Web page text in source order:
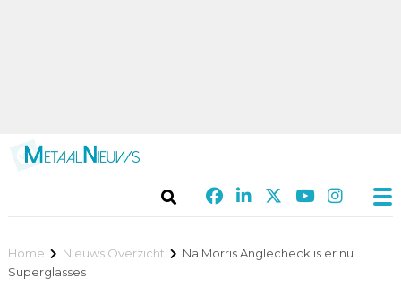
Home Nieuws Overzicht
Na Morris Anglecheck is er nu
Superglasses